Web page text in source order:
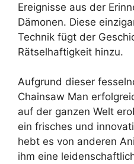
Ereignisse aus der
Dämonen. Diese
Technik fügt der
Rätselhaftigkeit hinzu.
Aufgrund dieser
Chainsaw Man
auf der ganzen Welt
ein frisches und
hebt es von anderen
ihm eine